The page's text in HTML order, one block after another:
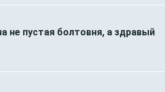
не пустая болтовня, а здравый